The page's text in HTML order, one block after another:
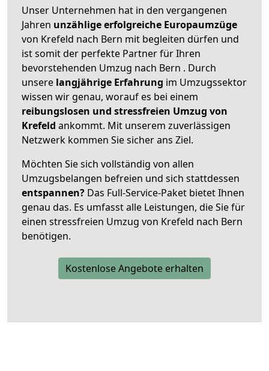
Unser Unternehmen hat in den vergangenen
Jahren unzählige erfolgreiche Europaumzüge
von Krefeld nach Bern mit begleiten dürfen und
ist somit der perfekte Partner für Ihren
bevorstehenden Umzug nach Bern . Durch
unsere langjährige Erfahrung im Umzugssektor
wissen wir genau, worauf es bei einem
reibungslosen und stressfreien Umzug von
Krefeld ankommt. Mit unserem zuverlässigen
Netzwerk kommen Sie sicher ans Ziel.
Möchten Sie sich vollständig von allen
Umzugsbelangen befreien und sich stattdessen
entspannen? Das Full-Service-Paket bietet Ihnen
genau das. Es umfasst alle Leistungen, die Sie für
einen stressfreien Umzug von Krefeld nach Bern
benötigen.
Kostenlose Angebote erhalten